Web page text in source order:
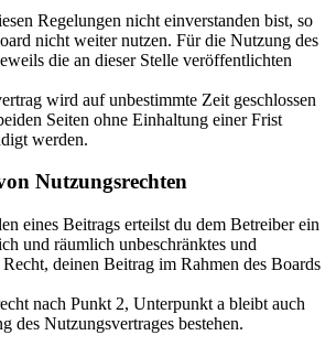
Regelungen nicht einverstanden bist, so
nicht weiter nutzen. Für die Nutzung des
die an dieser Stelle veröffentlichten
wird auf unbestimmte Zeit geschlossen
Seiten ohne Einhaltung einer Frist
werden.
Nutzungsrechten
eines Beitrags erteilst du dem Betreiber ein
und räumlich unbeschränktes und
deinen Beitrag im Rahmen des Boards
nach Punkt 2, Unterpunkt a bleibt auch
des Nutzungsvertrages bestehen.